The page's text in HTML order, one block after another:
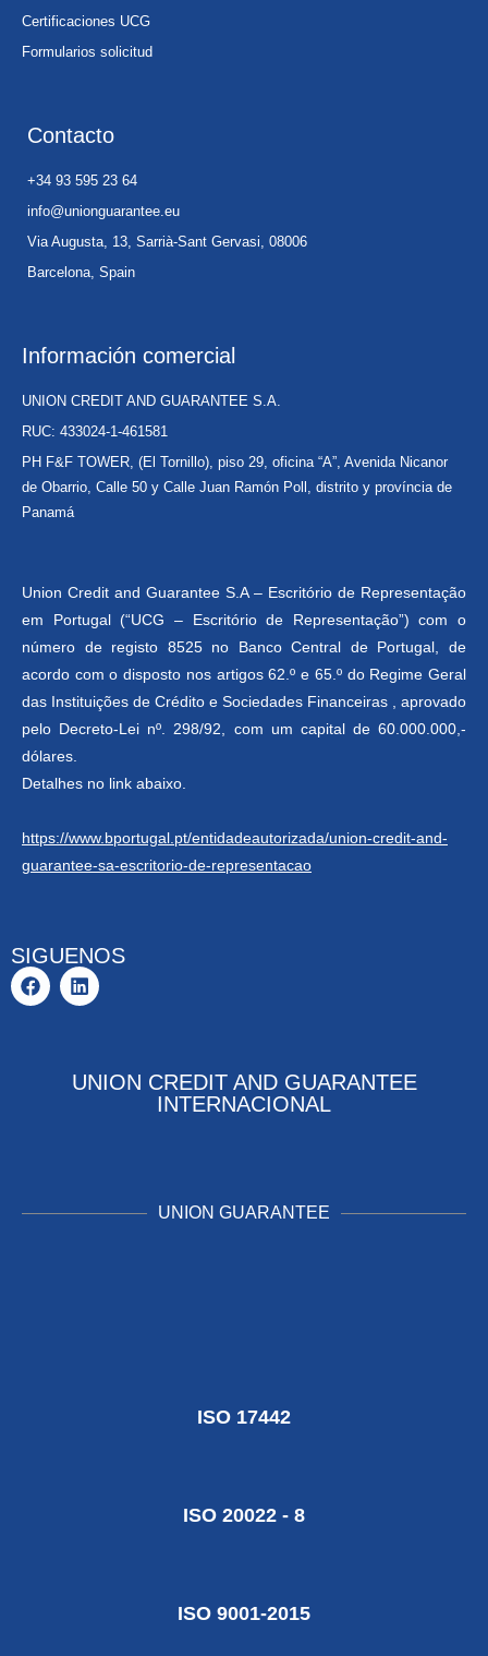
Certificaciones UCG
Formularios solicitud
Contacto
+34 93 595 23 64
info@unionguarantee.eu
Via Augusta, 13, Sarrià-Sant Gervasi, 08006
Barcelona, Spain
Información comercial
UNION CREDIT AND GUARANTEE S.A.
RUC: 433024-1-461581
PH F&F TOWER, (El Tornillo), piso 29, oficina “A”, Avenida Nicanor
de Obarrio, Calle 50 y Calle Juan Ramón Poll, distrito y província de
Panamá
Union Credit and Guarantee S.A – Escritório de Representação
em Portugal (“UCG – Escritório de Representação”) com o
número de registo 8525 no Banco Central de Portugal, de
acordo com o disposto nos artigos 62.º e 65.º do Regime Geral
das Instituições de Crédito e Sociedades Financeiras , aprovado
pelo Decreto-Lei nº. 298/92, com um capital de 60.000.000,-
dólares.
Detalhes no link abaixo.
https://www.bportugal.pt/entidadeautorizada/union-credit-and-
guarantee-sa-escritorio-de-representacao
SIGUENOS
UNION CREDIT AND GUARANTEE
INTERNACIONAL
UNION GUARANTEE
ISO 17442
ISO 20022 - 8
ISO 9001-2015